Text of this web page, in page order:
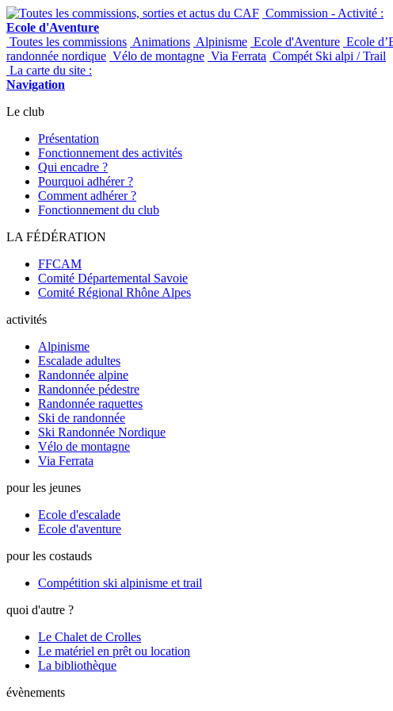
Commission - Activité :
Ecole d'Aventure
Toutes les commissions Animations Alpinisme Ecole d'Aventure Ecole
randonnée nordique Vélo de montagne Via Ferrata Compét Ski alpi / Trail
La carte du site :
Navigation
Le club
Présentation
Fonctionnement des activités
Qui encadre ?
Pourquoi adhérer ?
Comment adhérer ?
Fonctionnement du club
LA FÉDÉRATION
FFCAM
Comité Départemental Savoie
Comité Régional Rhône Alpes
activités
Alpinisme
Escalade adultes
Randonnée alpine
Randonnée pédestre
Randonnée raquettes
Ski de randonnée
Ski Randonnée Nordique
Vélo de montagne
Via Ferrata
pour les jeunes
Ecole d'escalade
Ecole d'aventure
pour les costauds
Compétition ski alpinisme et trail
quoi d'autre ?
Le Chalet de Crolles
Le matériel en prêt ou location
La bibliothèque
évènements